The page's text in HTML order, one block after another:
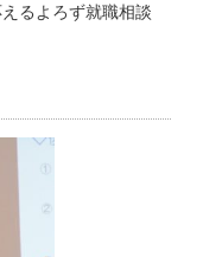
るよろず就職相談